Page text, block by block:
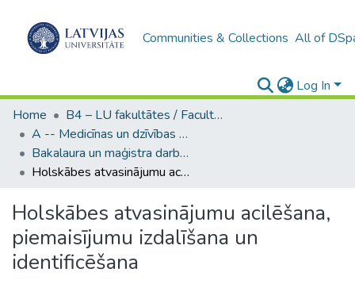
Communities & Collections All of
Log In
Home
B4 – LU fakultātes / Faculties of the UL
A -- Medicīnas un dzīvības zinātņu fakultāte / Faculty of Medicine and Life Sciences
Bakalaura un maģistra darbi (MDZF) / Bachelor's and Master's theses
Holskābes atvasinājumu acilēšana, piemaisījumu izdalīšana un identificēšana
Holskābes atvasinājumu acilēšana,
piemaisījumu izdalīšana un
identificēšana